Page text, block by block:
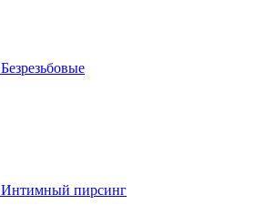
Безрезьбовые
Интимный пирсинг